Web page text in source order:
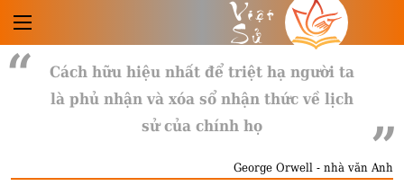
Việt
Sử
Cách hữu hiệu nhất để triệt hạ người ta
là phủ nhận và xóa sổ nhận thức về lịch
sử của chính họ
George Orwell - nhà văn Anh